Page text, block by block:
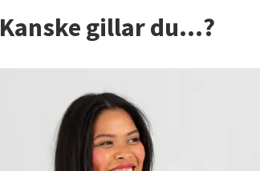
Kanske gillar du...?